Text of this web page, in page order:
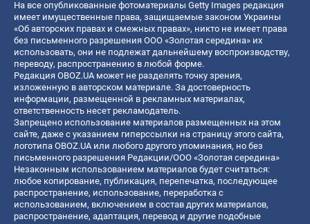
На все опубликованные фотоматериалы Getty Images редакция
имеет имущественные права, защищаемые законом Украины
«Об авторских правах и смежных правах», никто не имеет права
без письменного разрешения ООО «Золотая середина» их
использовать, они не подлежат дальнейшему воспроизводству,
переводу, распространению в любой форме.
Редакция OBOZ.UA может не разделять точку зрения,
изложенную в авторском материале. За достоверность
информации, размещенной в рекламных материалах,
ответственность несет рекламодатель.
Запрещено использование материалов размещенных на этом
сайте, даже с указанием гиперссылки на страницу этого сайта,
логотипа OBOZ.UA или любого другого упоминания, но без
письменного разрешения Редакции/ООО «Золотая середина»
Незаконным использованием материалов будет считаться:
любое копирование, публикация, перепечатка, последующее
распространение, использование, переработка с
использованием, включением в состав других материалов,
распространение, адаптация, перевод и другие подобные